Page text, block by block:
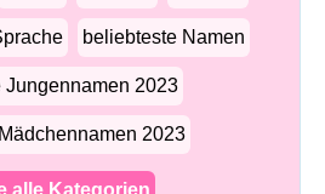
beliebteste Namen
Jungennamen 2023
2023
alle Kategorien